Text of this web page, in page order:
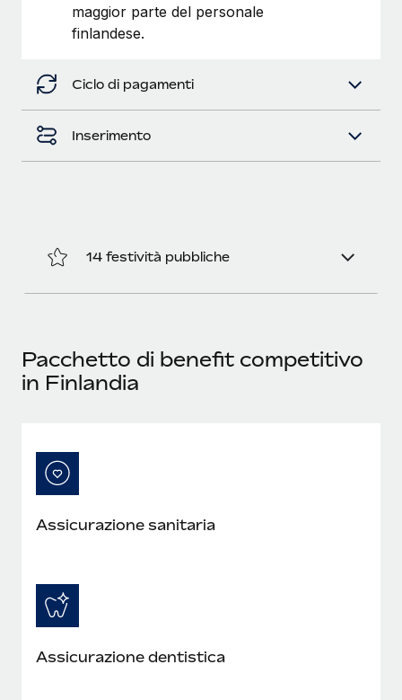
maggior parte del personale
finlandese.
Ciclo di pagamenti
Inserimento
14 festività pubbliche
Pacchetto di benefit competitivo
in Finlandia
Assicurazione sanitaria
Assicurazione dentistica